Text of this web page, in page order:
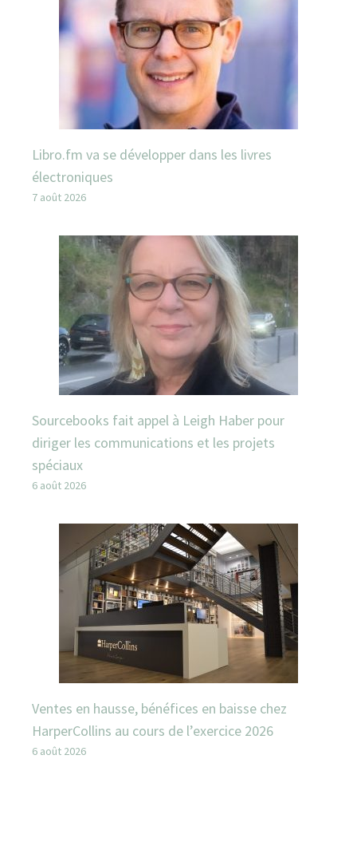
Libro.fm va se développer dans les livres
électroniques
7 août 2026
Sourcebooks fait appel à Leigh Haber pour
diriger les communications et les projets
spéciaux
6 août 2026
Ventes en hausse, bénéfices en baisse chez
HarperCollins au cours de l’exercice 2026
6 août 2026